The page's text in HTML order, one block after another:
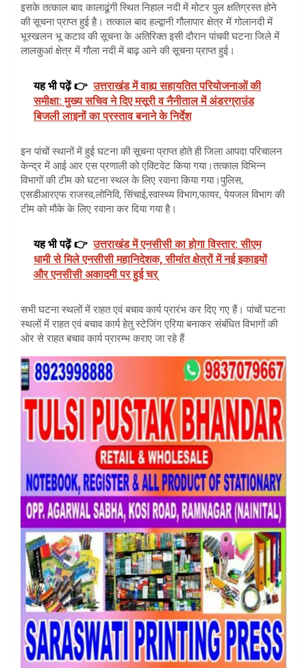
इसके तत्काल बाद कालाढूंगी स्थित निहाल नदी में मोटर पुल क्षतिग्रस्त होने
की सूचना प्राप्त हुई है। तत्काल बाद हल्द्वानी गौलापार क्षेत्र में गोलानदी में
भूस्खलन भू कटाव की सूचना के अतिरिक्त इसी दौरान पांचवी घटना जिले में
लालकुआं क्षेत्र में गौला नदी में बाढ़ आने की सूचना प्राप्त हुई।
यह भी पढ़ें 👉 उत्तराखंड में वाह्य सहायतित परियोजनाओं की
समीक्षा: मुख्य सचिव ने दिए मसूरी व नैनीताल में अंडरग्राउंड
बिजली लाइनों का प्रस्ताव बनाने के निर्देश
इन पांचों स्थानों में हुई घटना की सूचना प्राप्त होते ही जिला आपदा परिचालन
केन्द्र में आई आर एस प्रणाली को एक्टिवेट किया गया।तत्काल विभिन्न
विभागों की टीम को घटना स्थल के लिए रवाना किया गया।पुलिस,
एसडीआरएफ राजस्व,लोनिवि, सिंचाई,स्वास्थ्य विभाग,फायर, पेयजल विभाग की
टीम को मौके के लिए रवाना कर दिया गया है।
यह भी पढ़ें 👉 उत्तराखंड में एनसीसी का होगा विस्तार: सीएम
धामी से मिले एनसीसी महानिदेशक, सीमांत क्षेत्रों में नई इकाइयों
और एनसीसी अकादमी पर हुई चर्
सभी घटना स्थलों में राहत एवं बचाव कार्य प्रारंभ कर दिए गए हैं। पांचों घटना
स्थलों में राहत एवं बचाव कार्य हेतु स्टेजिंग एरिया बनाकर संबंधित विभागों की
ओर से राहत बचाव कार्य प्रारम्भ कराए जा रहे हैं